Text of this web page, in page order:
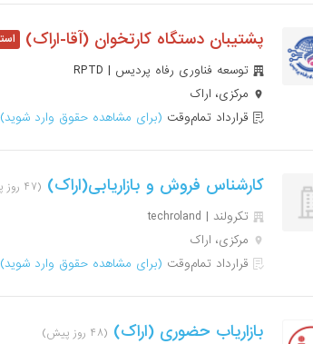
پشتیبان دستگاه کارتخوان (آقا-اراک)
توسعه فناوری رفاه پردیس | RPTD
مرکزی، اراک
قرارداد تمام‌وقت (برای مشاهده حقوق وارد شوید)
کارشناس فروش و بازاریابی(اراک) (۴۷ روز پیش)
تکرولند | techroland
مرکزی، اراک
قرارداد تمام‌وقت (برای مشاهده حقوق وارد شوید)
بازاریاب حضوری (اراک) (۴۸ روز پیش)